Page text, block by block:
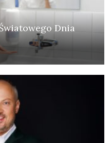
Dnia